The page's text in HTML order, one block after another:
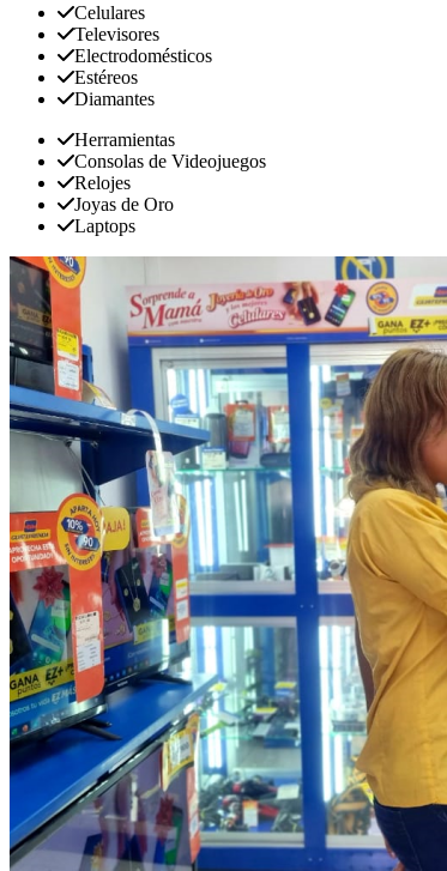
Celulares
Televisores
Electrodomésticos
Estéreos
Diamantes
Herramientas
Consolas de Videojuegos
Relojes
Joyas de Oro
Laptops